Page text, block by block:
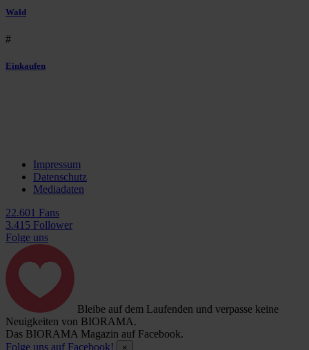
Wald
#
Einkaufen
Impressum
Datenschutz
Mediadaten
22.601 Fans
3.415 Follower
Folge uns
Bleibe auf dem Laufenden und verpasse keine
Neuigkeiten von BIORAMA.
Das BIORAMA Magazin auf Facebook.
Folge uns auf Facebook!
×